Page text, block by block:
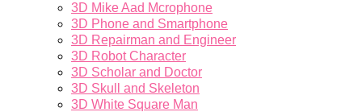
3D Mike Aad Mcrophone
3D Phone and Smartphone
3D Repairman and Engineer
3D Robot Character
3D Scholar and Doctor
3D Skull and Skeleton
3D White Square Man